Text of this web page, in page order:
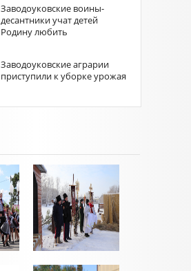
Заводоуковские воины-
десантники учат детей
Родину любить
Заводоуковские аграрии
приступили к уборке урожая